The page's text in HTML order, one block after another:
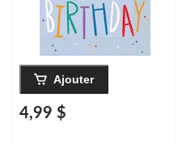
anniversaire
Ajouter
4,99 $